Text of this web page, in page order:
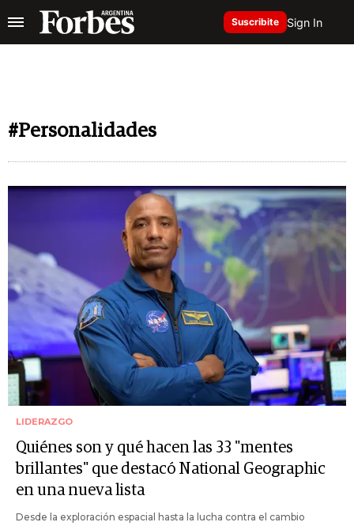
Suscribite Sign In
#Personalidades
LIDERAZGO
Quiénes son y qué hacen las 33 "mentes
brillantes" que destacó National Geographic
en una nueva lista
Desde la exploración espacial hasta la lucha contra el cambio